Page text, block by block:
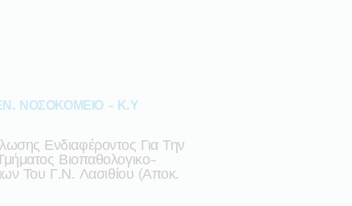
ΝΟΣΟΚΟΜΕΙΟ - Κ.Υ
Ενδιαφέροντος Για Την
Βιοπαθολογικο-
Του Γ.ν. Λασιθίου (αποκ.